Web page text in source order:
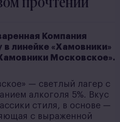
Компания
в линейке «Хамовники»
Московское».
— светлый лагер с
алкоголя 5%. Вкус
стиля, в основе —
с выраженной